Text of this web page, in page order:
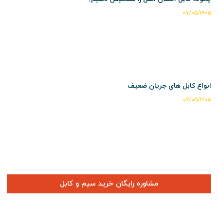
۰۷/۰۵/۱۴۰۵
انواع کابل های جریان ضعیف
۰۶/۰۵/۱۴۰۵
مشاوره رایگان خرید سیم و کابل